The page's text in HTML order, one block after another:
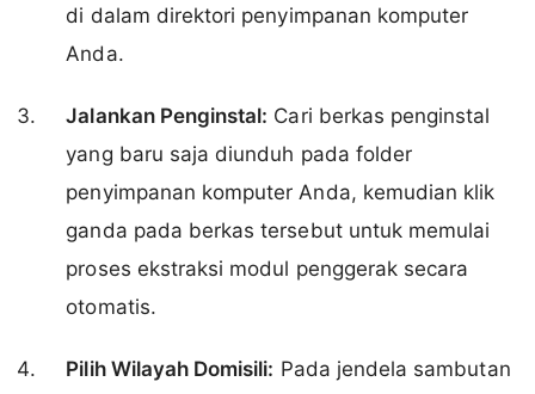
di dalam direktori penyimpanan komputer
Anda.
Jalankan Penginstal: Cari berkas penginstal
yang baru saja diunduh pada folder
penyimpanan komputer Anda, kemudian klik
ganda pada berkas tersebut untuk memulai
proses ekstraksi modul penggerak secara
otomatis.
Pilih Wilayah Domisili: Pada jendela sambutan